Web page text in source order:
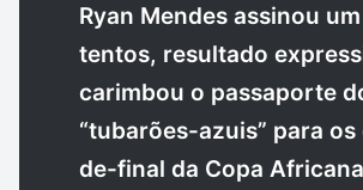
Ryan Mendes assinou
tentos, resultado
carimbou o passaporte
“tubarões-azuis” para
de-final da Copa